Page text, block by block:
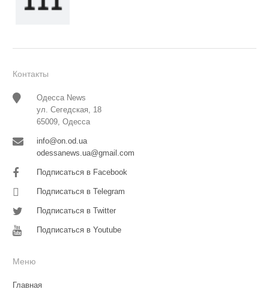
Контакты
Одесса News
ул. Сегедская, 18
65009, Одесса
info@on.od.ua
odessanews.ua@gmail.com
Подписаться в Facebook
Подписаться в Telegram
Подписаться в Twitter
Подписаться в Youtube
Меню
Главная